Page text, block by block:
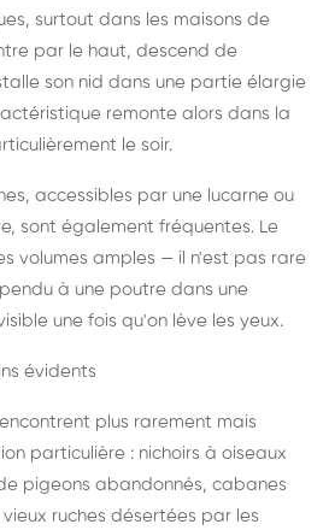
surtout dans les maisons de
par le haut, descend de
son nid dans une partie élargie
remonte alors dans la
le soir.
accessibles par une lucarne ou
sont également fréquentes. Le
volumes amples — il n'est pas rare
à une poutre dans une
une fois qu'on lève les yeux.
évidents
plus rarement mais
particulière : nichoirs à oiseaux
pigeons abandonnés, cabanes
ruches désertées par les